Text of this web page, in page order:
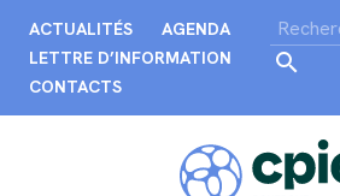
ACTUALITÉS
AGENDA
LETTRE D’INFORMATION
CONTACTS